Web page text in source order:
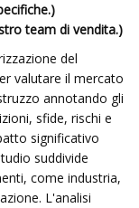
team di vendita.)
del
valutare il mercato
annotando gli
sfide, rischi e
significativo
suddivide
come industria,
L'analisi